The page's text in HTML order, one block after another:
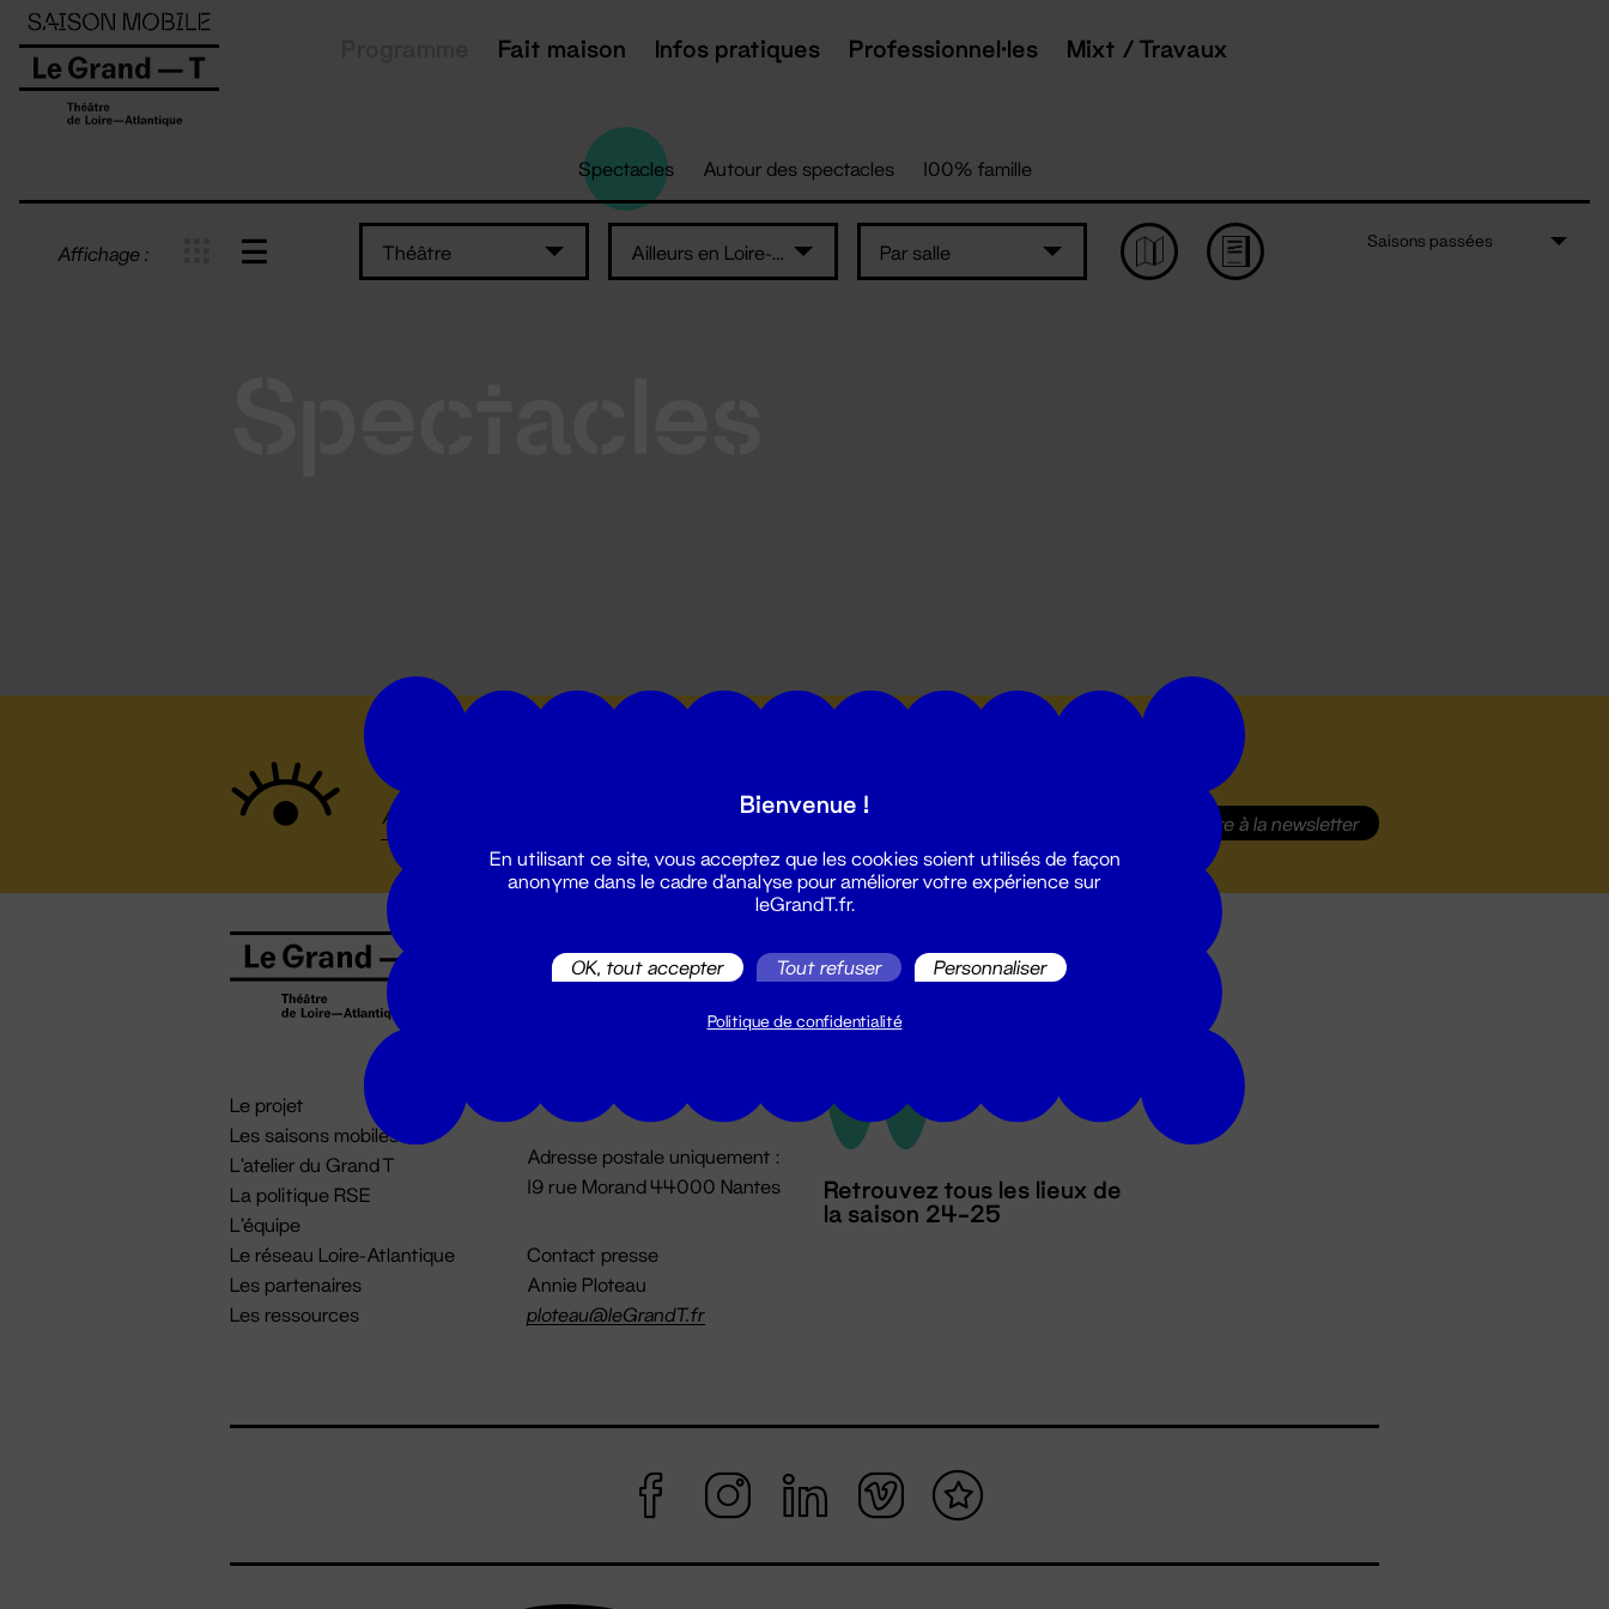
Fait maison Infos pratiques Professionnel·les Mixt / Travaux
Spectacles Autour des spectacles 100% famille
Affichage : Théâtre Ailleurs en Loire-Atlantique Par salle
Saisons passées
S'inscrire à la newsletter
Le projet
Les saisons mobiles
L'atelier du Grand T
La politique RSE
L'équipe
Le réseau Loire-Atlantique
Les partenaires
Les ressources
02 51 88 25 25
Du lundi au vendredi 14h → 18h
Adresse postale uniquement :
19 rue Morand 44000 Nantes
Contact presse
Annie Ploteau
ploteau@leGrandT.fr
Retrouvez tous les lieux de
la saison 24-25
Panneau de gestion des cookies
Bienvenue !
En utilisant ce site, vous acceptez que les cookies soient utilisés de façon
anonyme dans le cadre d'analyse pour améliorer votre expérience sur
leGrandT.fr.
OK, tout accepter Tout refuser Personnaliser
Politique de confidentialité